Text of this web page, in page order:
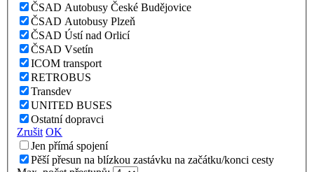
ČSAD Autobusy České Budějovice
ČSAD Autobusy Plzeň
ČSAD Ústí nad Orlicí
ČSAD Vsetín
ICOM transport
RETROBUS
Transdev
UNITED BUSES
Ostatní dopravci
Zrušit OK
Jen přímá spojení
Pěší přesun na blízkou zastávku na začátku/konci cesty